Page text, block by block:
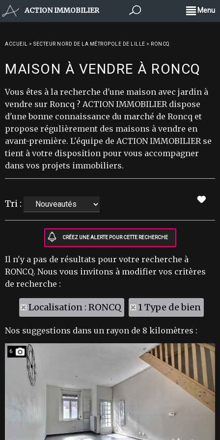
ACTION IMMOBILIER Menu
ACCUEIL > SECTEUR NORD DE LA MÉTROPOLE DE LILLE > RONCQ
MAISON À VENDRE À RONCQ
Vous êtes à la recherche d'une maison avec jardin à
vendre sur Roncq ? ACTION IMMOBILIER dispose
d'une bonne connaissance du marché de Roncq et
propose régulièrement des maisons à vendre en
avant-première. L'équipe de ACTION IMMOBILIER se
tient à votre disposition pour vous accompagner
dans vos projets immobiliers.
Tri :
Il n'y a pas de résultats pour votre recherche à
RONCQ. Nous vous invitons à modifier vos critères
de recherche :
Localisation : RONCQ 1 Type de bien
Nos suggestions dans un rayon de 8 kilomètres :
6